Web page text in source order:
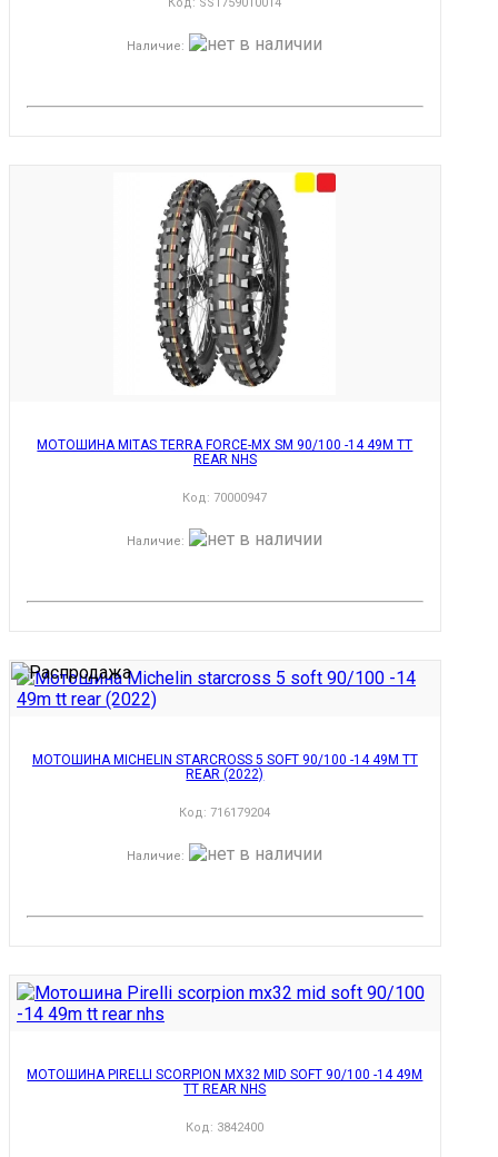
Наличие:
МОТОШИНА MITAS TERRA FORCE-MX SM 90/100 -14 49M TT
REAR NHS
Код:70000947
Наличие:
МОТОШИНА MICHELIN STARCROSS 5 SOFT 90/100 -14 49M TT
REAR (2022)
Код:716179204
Наличие:
МОТОШИНА PIRELLI SCORPION MX32 MID SOFT 90/100 -14 49M
TT REAR NHS
Код: 3842400